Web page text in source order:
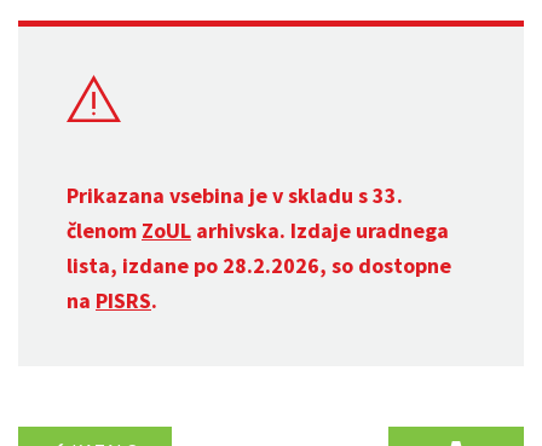
Prikazana vsebina je v skladu s 33.
členom ZoUL arhivska. Izdaje uradnega
lista, izdane po 28.2.2026, so dostopne
na PISRS.